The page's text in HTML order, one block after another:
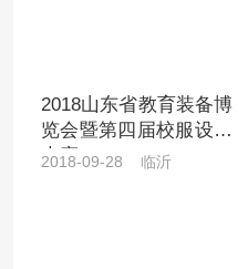
2018山东省教育装备博
览会暨第四届校服设计
大赛
2018-09-28 临沂